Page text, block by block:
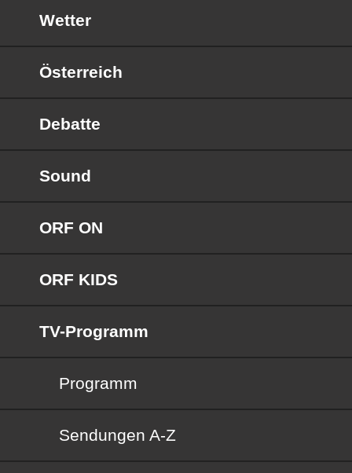
Wetter
Österreich
Debatte
Sound
ORF ON
ORF KIDS
TV-Programm
Programm
Sendungen von A bis Z
Sendungen A-Z